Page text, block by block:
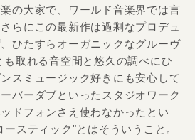
の大家で、ワールド音楽界では言
らにこの最新作は過剰なプロデュ
ひたすらオーガニックなグルーヴ
も取れる音空間と悠久の調べにひ
スミュージック好きにも安心して
バーダブといったスタジオワーク
ドフォンさえ使わなかったとい
スティック"とはそういうこと。